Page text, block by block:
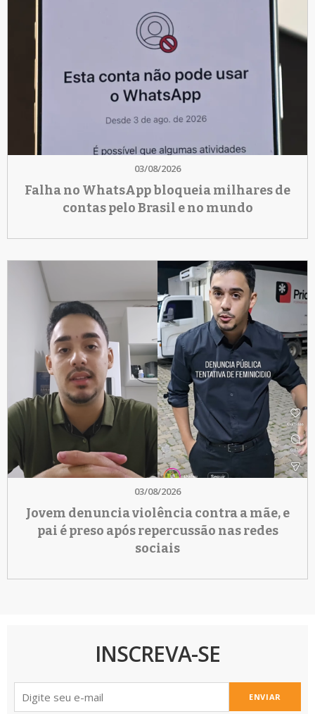
03/08/2026
Falha no WhatsApp bloqueia milhares de
contas pelo Brasil e no mundo
03/08/2026
Jovem denuncia violência contra a mãe, e
pai é preso após repercussão nas redes
sociais
INSCREVA-SE
ENVIAR